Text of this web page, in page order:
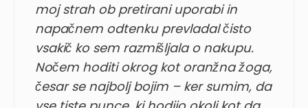
moj strah ob pretirani uporabi in
napačnem odtenku prevladal čisto
vsakič ko sem razmišljala o nakupu.
Nočem hoditi okrog kot oranžna žoga,
česar se najbolj bojim – ker sumim, da